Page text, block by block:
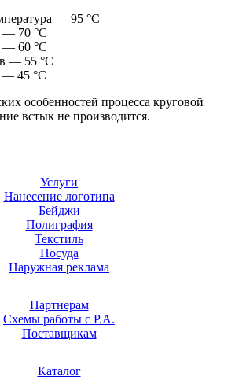
— 95 °С
— 70 °С
— 60 °С
— 55 °С
— 45 °С
особенностей процесса круговой
встык не производится.
Услуги
Нанесение логотипа
Бейджи
Полиграфия
Текстиль
Посуда
Наружная реклама
Партнерам
Схемы работы с Р.А.
Поставщикам
Каталог